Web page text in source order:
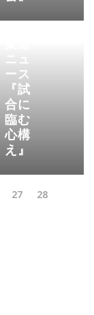
ース
『試
合に
臨む
心構
え』
27 28